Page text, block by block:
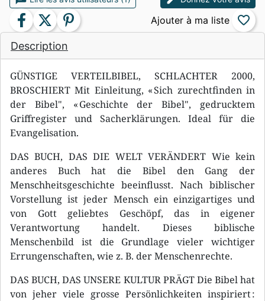
Description
GÜNSTIGE VERTEILBIBEL, SCHLACHTER 2000,
BROSCHIERT Mit Einleitung, « Sich zurechtfinden in
der Bibel", « Geschichte der Bibel", gedrucktem
Griffregister und Sacherklärungen. Ideal für die
Evangelisation.
DAS BUCH, DAS DIE WELT VERÄNDERT Wie kein
anderes Buch hat die Bibel den Gang der
Menschheitsgeschichte beeinflusst. Nach biblischer
Vorstellung ist jeder Mensch ein einzigartiges und
von Gott geliebtes Geschöpf, das in eigener
Verantwortung handelt. Dieses biblische
Menschenbild ist die Grundlage vieler wichtiger
Errungenschaften, wie z. B. der Menschenrechte.
DAS BUCH, DAS UNSERE KULTUR PRÄGT Die Bibel hat
von jeher viele grosse Persönlichkeiten inspiriert :
facebook twitter pinterest favorite_border